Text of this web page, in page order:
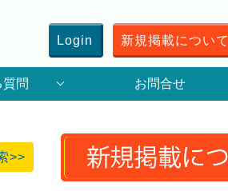
Login 新規掲載について
問 お問合せ
>>